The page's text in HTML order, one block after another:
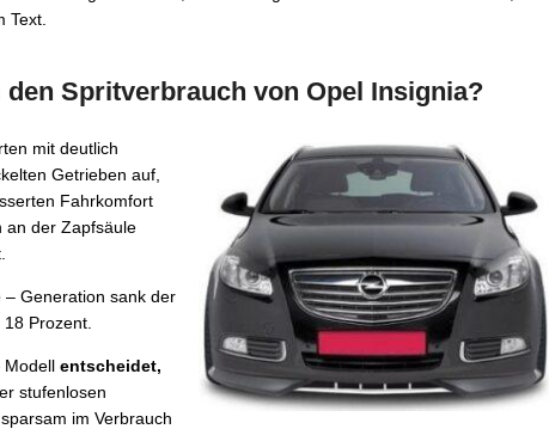
Text.
den Spritverbrauch von Opel Insignia?
mit deutlich
Getrieben auf,
Fahrkomfort
an der Zapfsäule
Generation sank der
Prozent.
Modell entscheidet,
stufenlosen
im Verbrauch